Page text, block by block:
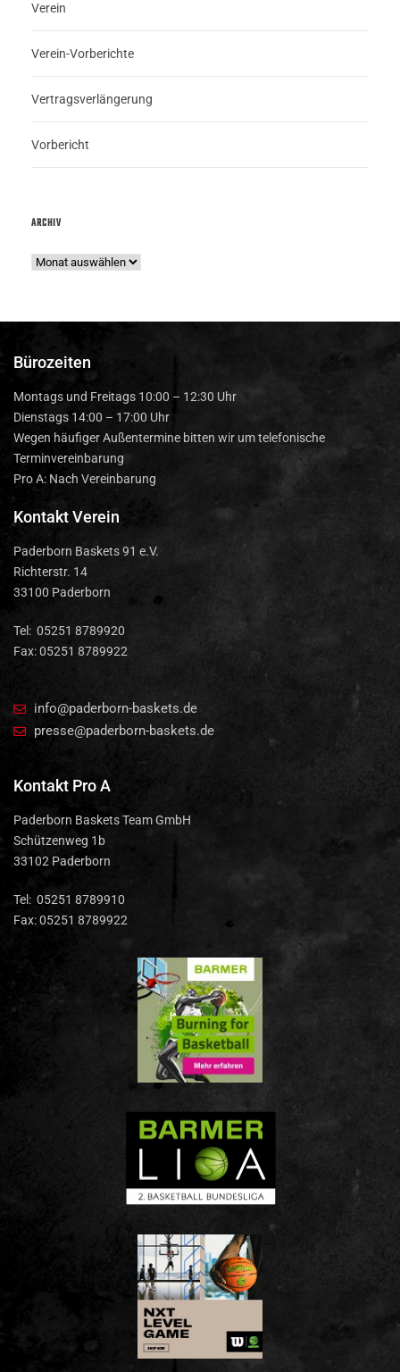
Verein
Verein-Vorberichte
Vertragsverlängerung
Vorbericht
ARCHIV
Bürozeiten
Montags und Freitags 10:00 – 12:30 Uhr
Dienstags 14:00 – 17:00 Uhr
Wegen häufiger Außentermine bitten wir um telefonische
Terminvereinbarung
Pro A: Nach Vereinbarung
Kontakt Verein
Paderborn Baskets 91 e.V.
Richterstr. 14
33100 Paderborn
Tel: 05251 8789920
Fax: 05251 8789922
info@paderborn-baskets.de
presse@paderborn-baskets.de
Kontakt Pro A
Paderborn Baskets Team GmbH
Schützenweg 1b
33102 Paderborn
Tel: 05251 8789910
Fax: 05251 8789922